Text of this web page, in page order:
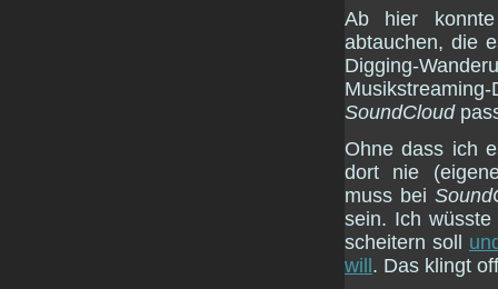
Ab hier
abtauchen, die
Digging-
SoundCloud
Ohne dass ich
dort nie
muss bei
sein. Ich
scheitern soll
will. Das klingt